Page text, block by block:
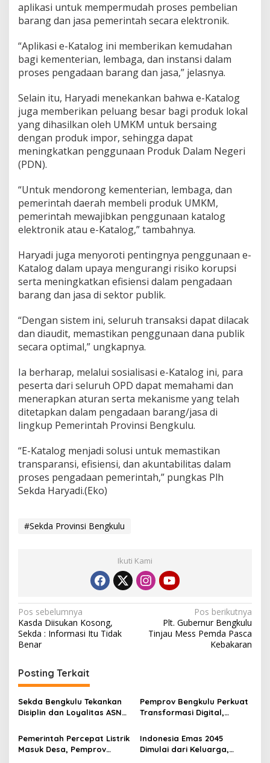
aplikasi untuk mempermudah proses pembelian
barang dan jasa pemerintah secara elektronik.
“Aplikasi e-Katalog ini memberikan kemudahan
bagi kementerian, lembaga, dan instansi dalam
proses pengadaan barang dan jasa,” jelasnya.
Selain itu, Haryadi menekankan bahwa e-Katalog
juga memberikan peluang besar bagi produk lokal
yang dihasilkan oleh UMKM untuk bersaing
dengan produk impor, sehingga dapat
meningkatkan penggunaan Produk Dalam Negeri
(PDN).
“Untuk mendorong kementerian, lembaga, dan
pemerintah daerah membeli produk UMKM,
pemerintah mewajibkan penggunaan katalog
elektronik atau e-Katalog,” tambahnya.
Haryadi juga menyoroti pentingnya penggunaan e-
Katalog dalam upaya mengurangi risiko korupsi
serta meningkatkan efisiensi dalam pengadaan
barang dan jasa di sektor publik.
“Dengan sistem ini, seluruh transaksi dapat dilacak
dan diaudit, memastikan penggunaan dana publik
secara optimal,” ungkapnya.
Ia berharap, melalui sosialisasi e-Katalog ini, para
peserta dari seluruh OPD dapat memahami dan
menerapkan aturan serta mekanisme yang telah
ditetapkan dalam pengadaan barang/jasa di
lingkup Pemerintah Provinsi Bengkulu.
“E-Katalog menjadi solusi untuk memastikan
transparansi, efisiensi, dan akuntabilitas dalam
proses pengadaan pemerintah,” pungkas Plh
Sekda Haryadi.(Eko)
#Sekda Provinsi Bengkulu
Ikuti Kami
Navigasi
pos
Pos sebelumnya
Kasda Diisukan Kosong,
Sekda : Informasi Itu Tidak
Benar
Pos berikutnya
Plt. Gubernur Bengkulu
Tinjau Mess Pemda Pasca
Kebakaran
Posting Terkait
Sekda Bengkulu Tekankan
Disiplin dan Loyalitas ASN
Kominfotik
Pemprov Bengkulu Perkuat
Transformasi Digital,
Mobile Diperluas ke Daerah
Pemerintah Percepat Listrik
Masuk Desa, Pemprov
Indonesia Emas 2045
Dimulai dari Keluarga,